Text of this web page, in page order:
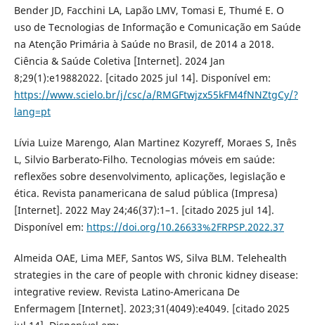
Bender JD, Facchini LA, Lapão LMV, Tomasi E, Thumé E. O
uso de Tecnologias de Informação e Comunicação em Saúde
na Atenção Primária à Saúde no Brasil, de 2014 a 2018.
Ciência & Saúde Coletiva [Internet]. 2024 Jan
8;29(1):e19882022. [citado 2025 jul 14]. Disponível em:
https://www.scielo.br/j/csc/a/RMGFtwjzx55kFM4fNNZtgCy/?
lang=pt
Lívia Luize Marengo, Alan Martinez Kozyreff, Moraes S, Inês
L, Silvio Barberato-Filho. Tecnologias móveis em saúde:
reflexões sobre desenvolvimento, aplicações, legislação e
ética. Revista panamericana de salud pública (Impresa)
[Internet]. 2022 May 24;46(37):1–1. [citado 2025 jul 14].
Disponível em: https://doi.org/10.26633%2FRPSP.2022.37
Almeida OAE, Lima MEF, Santos WS, Silva BLM. Telehealth
strategies in the care of people with chronic kidney disease:
integrative review. Revista Latino-Americana De
Enfermagem [Internet]. 2023;31(4049):e4049. [citado 2025